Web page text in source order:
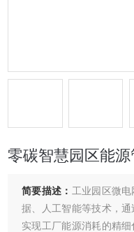
零碳智慧园区能
简要描述： 工业园区微
据、人工智能等技术，
实现工厂能源消耗的精